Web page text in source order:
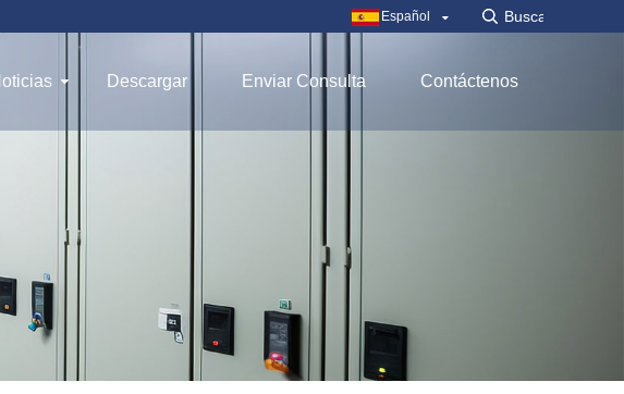
Español
Descargar Enviar Consulta Contáctenos